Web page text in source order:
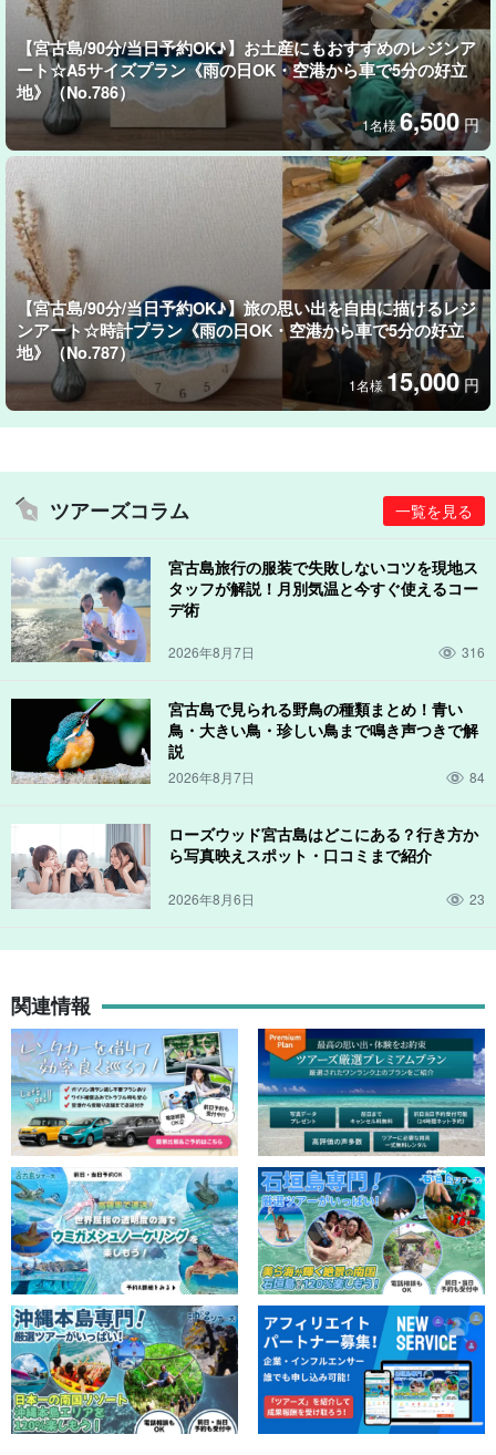
貝から取り出した真珠は個性がある
さまざまな色や形との出会い
まんまるだったり、チョコンとエクボ（突起部分）があったり、
ホワイト、ピンク、イエローがかった色味だったり。
当プランで扱う貝はハイクラスラインになるため、 5ｍｍ以下は出
ません。真珠の各生産地のものを取り扱っています。
あなただけの真珠のお守りアクセサリーが作れます
取り出した本真珠はそのままお持ち帰りいただくか、またはアク
セサリーへ加工していただけます。
【宮古島/90分/当日予約OK♪】お土産にもおすすめのレジンア
ート☆A5サイズプラン《雨の日OK・空港から車で5分の好立
地》（No.786）
1名様6,500 円
【宮古島/90分/当日予約OK♪】旅の思い出を自由に描けるレジ
ンアート☆時計プラン《雨の日OK・空港から車で5分の好立
地》（No.787）
1名様15,000 円
ツアーズコラム 一覧を見る
宮古島旅行の服装で失敗しないコツを現地ス
タッフが解説！月別気温と今すぐ使えるコー
デ術
2026年8月7日 316
宮古島で見られる野鳥の種類まとめ！青い
鳥・大きい鳥・珍しい鳥まで鳴き声つきで解
説
2026年8月7日 84
ローズウッド宮古島はどこにある？行き方か
ら写真映えスポット・口コミまで紹介
2026年8月6日 23
関連情報